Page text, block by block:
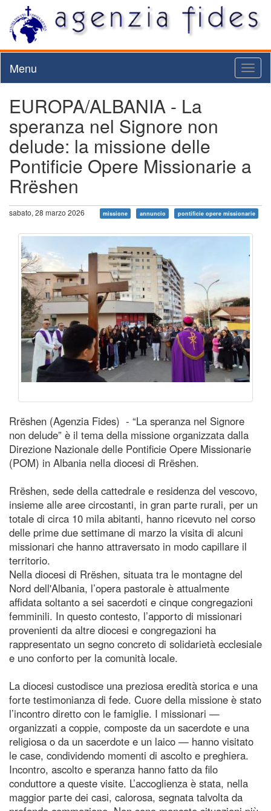
Menu
EUROPA/ALBANIA - La
speranza nel Signore non
delude: la missione delle
Pontificie Opere Missionarie a
Rrëshen
sabato, 28 marzo 2026 missione annuncio pontificie opere missionarie
Rrëshen (Agenzia Fides) - “La speranza nel Signore
non delude” è il tema della missione organizzata dalla
Direzione Nazionale delle Pontificie Opere Missionarie
(POM) in Albania nella diocesi di Rrëshen.
Rrëshen, sede della cattedrale e residenza del vescovo,
insieme alle aree circostanti, in gran parte rurali, per un
totale di circa 10 mila abitanti, hanno ricevuto nel corso
delle prime due settimane di marzo la visita di alcuni
missionari che hanno attraversato in modo capillare il
territorio.
Nella diocesi di Rrëshen, situata tra le montagne del
Nord dell'Albania, l’opera pastorale è attualmente
affidata soltanto a sei sacerdoti e cinque congregazioni
femminili. In questo contesto, l’apporto di missionari
provenienti da altre diocesi e congregazioni ha
rappresentato un segno concreto di solidarietà ecclesiale
e uno conforto per la comunità locale.
La diocesi custodisce una preziosa eredità storica e una
forte testimonianza di fede. Cuore della missione è stato
l’incontro diretto con le famiglie. I missionari —
organizzati a coppie, composte da un sacerdote e una
religiosa o da un sacerdote e un laico — hanno visitato
le case, condividendo momenti di ascolto e preghiera.
Incontro, ascolto e speranza hanno fatto da filo
conduttore a queste visite. L’accoglienza è stata, nella
maggior parte dei casi, calorosa, segnata talvolta da